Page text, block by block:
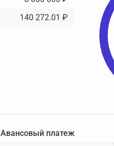
140 272.01 ₽
Авансовый платеж